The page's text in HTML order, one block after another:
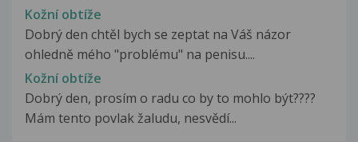
Kožní obtíže
Dobrý den chtěl bych se zeptat na Váš názor
ohledně mého "problému" na penisu....
Kožní obtíže
Dobrý den, prosím o radu co by to mohlo být????
Mám tento povlak žaludu, nesvědí...